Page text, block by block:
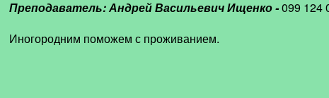
Преподаватель: Андрей Васильевич Ищенко -099 124
Иногородним поможем с проживанием.